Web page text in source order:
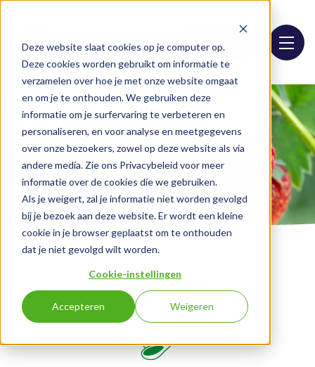
Deze website slaat cookies op je computer op.
Deze cookies worden gebruikt om informatie te
verzamelen over hoe je met onze website omgaat
en om je te onthouden. We gebruiken deze
informatie om je surfervaring te verbeteren en
personaliseren, en voor analyse en meetgegevens
over onze bezoekers, zowel op deze website als via
andere media. Zie ons Privacybeleid voor meer
informatie over de cookies die we gebruiken.
Als je weigert, zal je informatie niet worden gevolgd
bij je bezoek aan deze website. Er wordt een kleine
cookie in je browser geplaatst om te onthouden
dat je niet gevolgd wilt worden.
Cookie-instellingen
Accepteren Weigeren
Bestel hier
Assortiment Appelpuree (100%)